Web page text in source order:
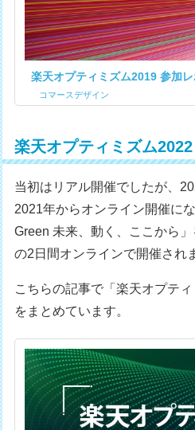
楽天オプティミズム2019 参加
コマースデザイン
楽天オプティミズム2022
当初はリアル開催でしたが、
2021年からオンライン開催に
Green 未来、動く、ここから
の2日間オンラインで開催され
こちらの記事で「楽天オプテ
をまとめています。